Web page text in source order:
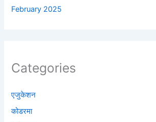
February 2025
Categories
एजुकेशन
कोडरमा